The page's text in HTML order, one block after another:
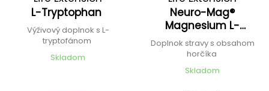
L-Tryptophan
Výživový doplnok s L-
tryptofánom
Skladom
Neuro-Mag®
Magnesium L-
Threonate
Doplnok stravy s obsahom
horčíka
Skladom